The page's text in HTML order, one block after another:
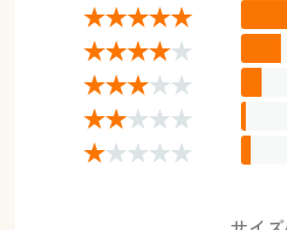
サポート
ご利用ガイド
よくある質問とお問い合わせ
ご利用ガイド
よくある質問とお問い合わせ